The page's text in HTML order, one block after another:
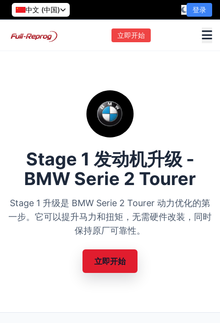
中文 (中国) 登录
立即开始
Stage 1 发动机升级 -
BMW Serie 2 Tourer
Stage 1 升级是 BMW Serie 2 Tourer 动力优化的第
一步。它可以提升马力和扭矩，无需硬件改装，同时
保持原厂可靠性。
立即开始